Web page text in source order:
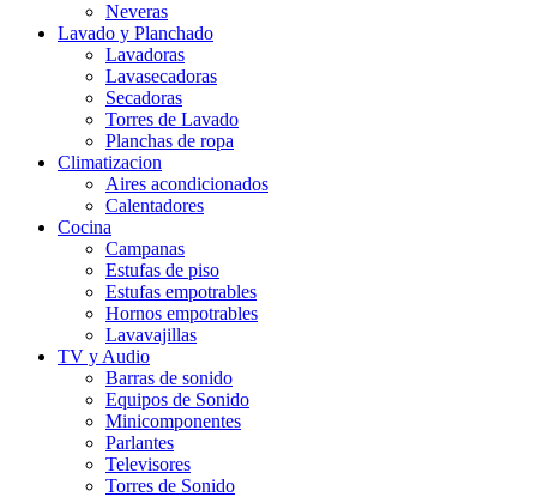
Neveras
Lavado y Planchado
Lavadoras
Lavasecadoras
Secadoras
Torres de Lavado
Planchas de ropa
Climatizacion
Aires acondicionados
Calentadores
Cocina
Campanas
Estufas de piso
Estufas empotrables
Hornos empotrables
Lavavajillas
TV y Audio
Barras de sonido
Equipos de Sonido
Minicomponentes
Parlantes
Televisores
Torres de Sonido